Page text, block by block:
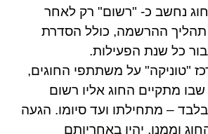
נחשב כ- "רשום" רק לאחר
ההרשמה, כולל הסדרת
כל שנת הפעילות.
"טוניקה" על משתתפי החוגים,
מתקיים החוג אליו רשום
– מתחילתו ועד סיומו. הגעה
וממנו, יהיו באחריותם